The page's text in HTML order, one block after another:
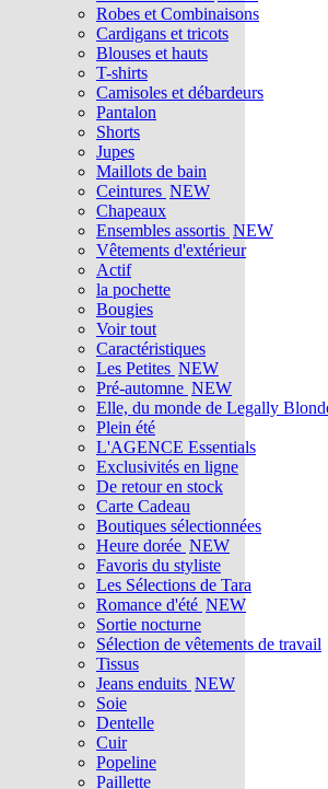
Robes et Combinaisons
Cardigans et tricots
Blouses et hauts
T-shirts
Camisoles et débardeurs
Pantalon
Shorts
Jupes
Maillots de bain
Ceintures NEW
Chapeaux
Ensembles assortis NEW
Vêtements d'extérieur
Actif
la pochette
Bougies
Voir tout
Caractéristiques
Les Petites NEW
Pré-automne NEW
Elle, du monde de Legally
Plein été
L'AGENCE Essentials
Exclusivités en ligne
De retour en stock
Carte Cadeau
Boutiques sélectionnées
Heure dorée NEW
Favoris du styliste
Les Sélections de Tara
Romance d'été NEW
Sortie nocturne
Sélection de vêtements de travail
Tissus
Jeans enduits NEW
Soie
Dentelle
Cuir
Popeline
Paillette